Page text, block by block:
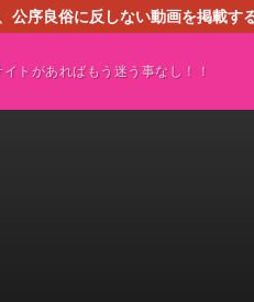
序良俗に反しない動画を掲載
トがあればもう迷う事なし！！